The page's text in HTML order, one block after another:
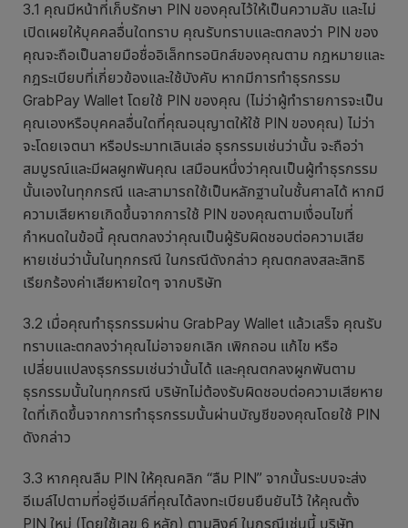
3.1 คุณมีหน้าที่เก็บรักษา PIN ของคุณไว้ให้เป็นความลับ และไม่
เปิดเผยให้บุคคลอื่นใดทราบ คุณรับทราบและตกลงว่า PIN ของ
คุณจะถือเป็นลายมือชื่ออิเล็กทรอนิกส์ของคุณตาม กฎหมายและ
กฎระเบียบที่เกี่ยวข้องและใช้บังคับ หากมีการทำธุรกรรม
GrabPay Wallet โดยใช้ PIN ของคุณ (ไม่ว่าผู้ทำรายการจะเป็น
คุณเองหรือบุคคลอื่นใดที่คุณอนุญาตให้ใช้ PIN ของคุณ) ไม่ว่า
จะโดยเจตนา หรือประมาทเลินเล่อ ธุรกรรมเช่นว่านั้น จะถือว่า
สมบูรณ์และมีผลผูกพันคุณ เสมือนหนึ่งว่าคุณเป็นผู้ทำธุรกรรม
นั้นเองในทุกกรณี และสามารถใช้เป็นหลักฐานในชั้นศาลได้ หากมี
ความเสียหายเกิดขึ้นจากการใช้ PIN ของคุณตามเงื่อนไขที่
กำหนดในข้อนี้ คุณตกลงว่าคุณเป็นผู้รับผิดชอบต่อความเสีย
หายเช่นว่านั้นในทุกกรณี ในกรณีดังกล่าว คุณตกลงสละสิทธิ
เรียกร้องค่าเสียหายใดๆ จากบริษัท
3.2 เมื่อคุณทำธุรกรรมผ่าน GrabPay Wallet แล้วเสร็จ คุณรับ
ทราบและตกลงว่าคุณไม่อาจยกเลิก เพิกถอน แก้ไข หรือ
เปลี่ยนแปลงธุรกรรมเช่นว่านั้นได้ และคุณตกลงผูกพันตาม
ธุรกรรมนั้นในทุกกรณี บริษัทไม่ต้องรับผิดชอบต่อความเสียหาย
ใดที่เกิดขึ้นจากการทำธุรกรรมนั้นผ่านบัญชีของคุณโดยใช้ PIN
ดังกล่าว
3.3 หากคุณลืม PIN ให้คุณคลิก “ลืม PIN” จากนั้นระบบจะส่ง
อีเมล์ไปตามที่อยู่อีเมล์ที่คุณได้ลงทะเบียนยืนยันไว้ ให้คุณตั้ง
PIN ใหม่ (โดยใช้เลข 6 หลัก) ตามลิงค์ ในกรณีเช่นนี้ บริษัท